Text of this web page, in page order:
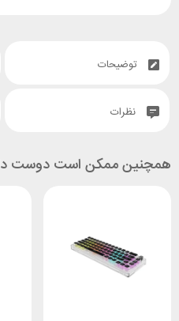
توضیحات
نظرات
همچنین ممکن است دوست